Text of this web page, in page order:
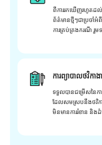
ពីការរកឃើញរហូតដល់
ព័ត៌មានថ្មីៗជាប្រចាំ
ការគ្រប់គ្រងករណី រួម
ការព្យាបាលថវិក
ទទួលបានជម្រើសនៃកា
ដែលសមស្របនឹងថវិក
មិនមានការរំខាន និងដំ